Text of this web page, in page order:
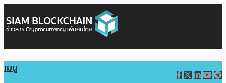
เมนู